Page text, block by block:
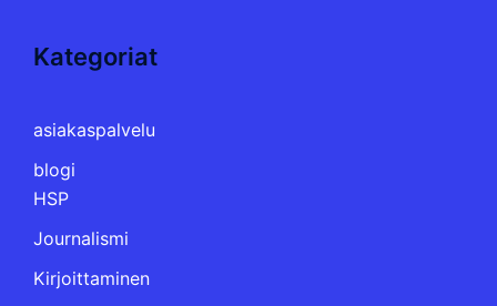
Kategoriat
asiakaspalvelu
blogi
HSP
Journalismi
Kirjoittaminen